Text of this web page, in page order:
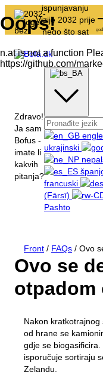
ispunjavanju
Vizije 2032 prije
nego što sat
Sortiranje
Sheme otpada
Ovo se dešava sa
Tako smo dobri u
Sve o
Samoposluživanje
Stope otpada za
Provizija
Propisi o otpadu
Osnovna pravila
Tourist
Kako odložiti svoj
Štampani materijali
Štampani materijali
O BOFA-i
O nama
Posjetite BOFA-u
Polica za časopise
Osoblje
Radno vrijeme
Kontaktirajte nas
Vizija 2032
Moje smece
Zdravo!
Ja sam
Bofus -
imate li
kakvih
pitanja?
ukrajinski
francuski
(Fārsī)
Pashto
Front / FAQs / Ovo
Ovo se
otpadom
Nakon
od hrane se
gdje se
isporučuje sortiraju
Zelandu.